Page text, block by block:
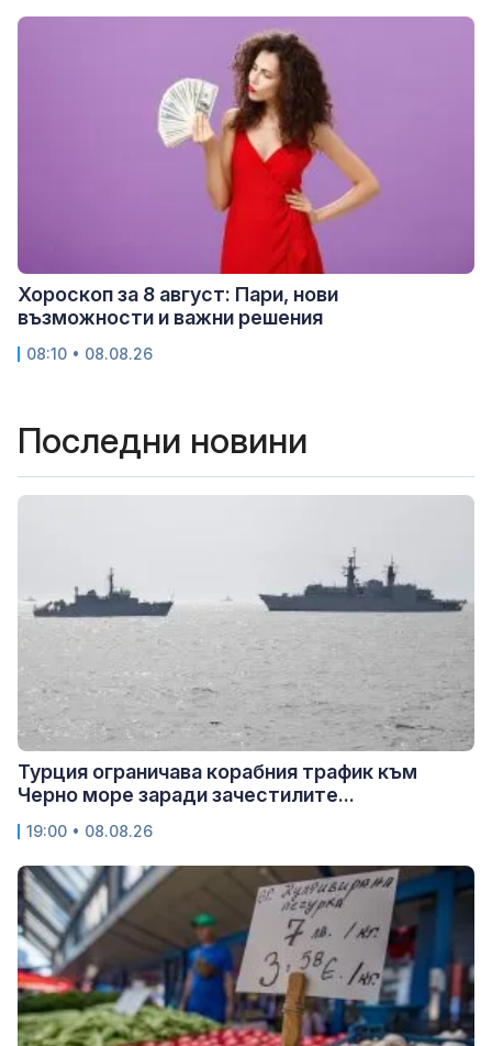
Хороскоп за 8 август: Пари, нови
възможности и важни решения
08:10 • 08.08.26
Последни новини
Турция ограничава корабния трафик към
Черно море заради зачестилите...
19:00 • 08.08.26